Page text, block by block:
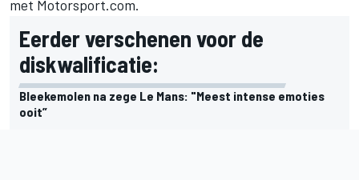
met Motorsport.com.
Eerder verschenen voor de
diskwalificatie:
Bleekemolen na zege Le Mans: "Meest intense emoties
ooit”